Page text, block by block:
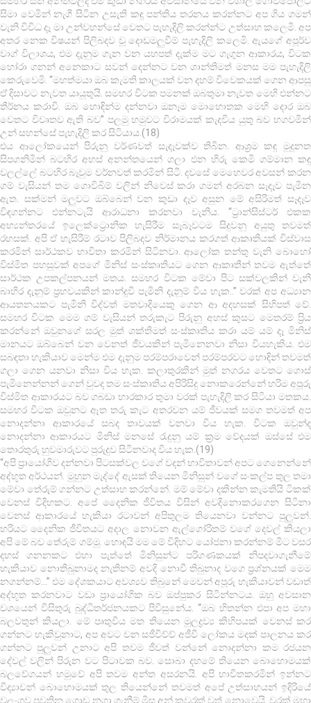
සිමා වෙමින් නැගී සිටින උසැති කඳු පන්තිය තරනය කරන්නට අප ගිය ගමන්
වැනි විවිධ දෑ මා උන්වහන්සේ වෙතට පැහැදිලි කරන්න්ට උත්සාහ කලෙමි. අප
අතර නෙක විෂයන් පිලිබදව වූ දොඩමලුවීම් පැහැදිලි කලෙමි. ඇයගේ අපූර්ව
වාග් විලාශය, එම දැනුම ගැන වන යහපත් දැක්ම මට ගැගුන ආකාරය, විටක
හෝරා ගනන් අනෙකාට සවන් දෙන්නට වන ශාන්තිමත් මනස මම පැහැදිලි
කෙරුවෙමි. “මහත්මයා ඔබ කැමති කාලයක් වන දහම් විවෙකයක් ගෙන ආපසු
ඒ දිසාවට නැවත යායුතුයි. සමහර විටක පමනක් ඔබතුමා නැවත මෙහි එන්නට
තීර්නය කරාවි. ඔබ හොඳින්ම දන්නවා ඔනෑම මොහොතක මෙහි දොර ඔබ
වෙතට විවෘතව ඇති බව” පලමු හමුවට විරාමයක් කැදවිය යුතු බව හගවමින්
උන් සහන්සේ පැහැදිලි කර සිටියාය.(18)
එය ආලෝකයෙන් පිරුනු වර්ණවත් සැදෑවක්ව තිබින. ආශ්‍රම කඳු මුදුනත
සිපගනිමින් බටහිර අහස් අනන්තයෙන් ගලා එන හිරු කෙමි ගම්මාන කඳු
වලල්ලේ බටහිර බෑවුම වර්නවත් කරමින් සිටී. දවසේ මෙහෙවර අවසන් කරන
ගම් වැසියන් තම ගොවිබිම් වලින් නිවෙස් කරා ගමන් අරබන සෑදෑව පැමින
ඇත. සක්මන් මලුවට ඔබ්බෙන් වන කුඩා දෑව අසුන මේ අසිරිමත් සෑදෑව
විඳගන්නට එන්නටැයි ආරාධනා කරනවා වැනිය. “ට්‍රාන්සිස්ටර් එකක
අභ්‍යන්තරයේ ඉලෙක්ට්‍රොනික හැසිරීම සෑබෑවටම සිදුවනු අයුතු තවමත්
රහසක්. අපි ඒ හැසිරීම් රටාව පිලිබදව නිර්මානය කරගත් ආකෘතියක් විස්වාස
කරමින් සාර්ථකව භාවිතා කරමින් සිටිනවා. ආලෝක තන්තු වැනි බොහෝ
විස්මිත පහසුවක් අපගේ මිනිස් සංස්කෘතියට ගෙන ආකෘතීන් තවම ඇත්තේ
සාර්ථක උපකල්පනයන් මතය. සමහර විටක මේවා පිට සක්වලකින් වැනි
බාහිර දැනුම් ප්‍රභවයකින් කාන්දුවී පැමිනි දැනූම් විය හැක..” වරක් අප අධ්‍යාන
ආයතනයකට පැමිනි විද්වත් මතවාදියෙකු ගෙන ආ අදහසක් සිහිපත් වේ.
සමහර විටක මෙම ගම් වැසියන් තරුකැට පිරුනු අහස් කුසට මෙතරම් ප්‍රිය
කරන්නේ ඔවුනගේ සරල මුත් ශක්තිමත් සංස්කෘතිය කරා යම් යම් දෑ මිනිස්
මානයට ඔබ්බෙන් වන වෙනත් ජීවයකින් පැමිනෙනවා නිසා වියහැකිය. එම
සබඳතා හැකියාව මෙන්ම එම දැනුම පරම්පරාවෙන් පරම්පරවට හොඳින් තවමත්
ගලා ගෙන යනවා නිසා විය හැක. කලාතුරකින් මුත් නගරය වෙතට ගොස්
පැමිනෙන්නන් ගෙන් වුවද තම සංස්කෘතිය අපිරිසිදු නොකරෙන්නේ හරිම අපූරු
විස්මිත ආකාරයට බව ගබඩා භාරකාර තුමා වරක් පැහැදිලි කර සිටියා මතකය.
සමහර විටක ඔවුනට ඈත තරු කැට අතරවන යම් ජීවයක් සමග තවමත් අප
නොදන්නා ආකාරයේ සබද තාවයක් වනවා විය හැක. විටක ඔවුන්ද
නොදන්නා ආකාරයට මිනිස් මනසේ ‍රැදුනු යම් ක්‍රම වේදයක් ඔස්සේ එම
තොරතුරු හුවමාරුවට පුරුදුව සිටිනවාද විය හැක.(19)
“අපි ප්‍රායෝගිව දන්නවා පිටසක්වල වගේ වදන් භාවිතාවන් අපට ගෙනෙන්නේ
අද්භූත අර්ථයන්. මුහුන මැද්දේ ඇසක් තියෙන මිනිසුන් වගේ සංකල්ප තුල තමා
මේවා තේරුම් ගන්නට උත්සාහ කරන්නේ. මම් මේවා දකින්න කැමතියි ටිකක්
වෙනස් විදිහකට. අපේ දෛනික ජීවිතය විසින් අවදිනොකරගෙන සිටිනා
වෙනස් ආකාරයේ හැකියා රටාවන් අපිතුලම තියෙනවා වන්නට පුලුවන්.
හරියට දෛනික ජීවිතයට අදාල නොවන ඇල්ගෝරිතම් වගේ දෙවල් කියලා
අපි මේ බව තේරුම් ගම්මු. හොඳයි මම මේ විදිහට යෝජනා කරන්නම් මීට වසර
දහස් ගනනකට එහා පැත්තේ මිනිසුන්ට පරිගණකයක් නිපදවාගැනීමේ
හැකියාව නොතිබුනාමද නැතිනම් අවදි නොවී තිබුනාද වගෙ ප්‍රශ්නයක් මෙම
නගන්නම්…” එම දේශකයාට අවශ්‍යව තිබුනේ මෙවන් අපූරු හැකියාවන් වඩාත්
අද්භූත කරනවාට වඩා ප්‍රායෝගික බව ඔප්පුකර සිටින්නටය. ඔහු අවසාන
වශයෙන් විසිතුරු බුද්ධිතර්ජනයකට පිවිසුනේය. “ඔබ හිතන්න එපා අප මහා
බලවතුන් කියලා. මේ පෘතුවිය මත තියෙන මූලද්‍රව්‍ය කිහිපයක් වෙනස් කර
ගන්නට හැකිවුනාට, අප අවට වන සජීවිව්ව් අජීවී ලෝකය මදක් පාලනය කර
ගන්නට පුලුවන් උනාට අපි තවම ජීවත් වන්නේ නොදන්නා කම රජයන
දේවල් වලින් පිරුන වට පිටාවක බව. සොබා දහමේ තියෙන බොහොමයක්
බලවේගයන් හමුවේ අපි තවම අන්ත අසරනයි. අපි භාවිතකරමින් ඉන්නට
විද්‍යාවන් බොහොමයක් තුල තියෙන්නේ තවමත් අපේ උත්සාහයන් ඉදිරියේ
වලංගුව පවතින ගොඩ නගා ගැනීම් මිස අන් කවරක් වත් නොවෙයි. වරක් මහා